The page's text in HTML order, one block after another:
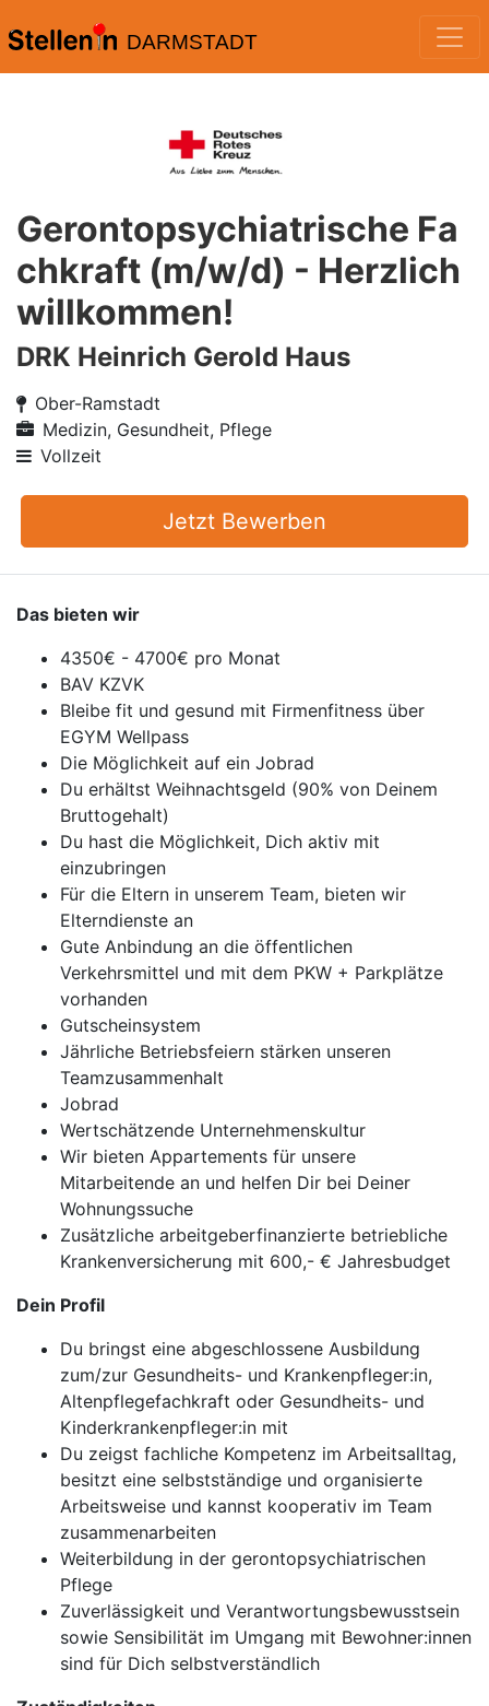
DARMSTADT
Gerontopsychiatrische Fa
chkraft (m/w/d) - Herzlich
willkommen!
DRK Heinrich Gerold Haus
Ober-Ramstadt
Medizin, Gesundheit, Pflege
Vollzeit
Jetzt Bewerben
Das bieten wir
4350€ - 4700€ pro Monat
BAV KZVK
Bleibe fit und gesund mit Firmenfitness über
EGYM Wellpass
Die Möglichkeit auf ein Jobrad
Du erhältst Weihnachtsgeld (90% von Deinem
Bruttogehalt)
Du hast die Möglichkeit, Dich aktiv mit
einzubringen
Für die Eltern in unserem Team, bieten wir
Elterndienste an
Gute Anbindung an die öffentlichen
Verkehrsmittel und mit dem PKW + Parkplätze
vorhanden
Gutscheinsystem
Jährliche Betriebsfeiern stärken unseren
Teamzusammenhalt
Jobrad
Wertschätzende Unternehmenskultur
Wir bieten Appartements für unsere
Mitarbeitende an und helfen Dir bei Deiner
Wohnungssuche
Zusätzliche arbeitgeberfinanzierte betriebliche
Krankenversicherung mit 600,- € Jahresbudget
Dein Profil
Du bringst eine abgeschlossene Ausbildung
zum/zur Gesundheits- und Krankenpfleger:in,
Altenpflegefachkraft oder Gesundheits- und
Kinderkrankenpfleger:in mit
Du zeigst fachliche Kompetenz im Arbeitsalltag,
besitzt eine selbstständige und organisierte
Arbeitsweise und kannst kooperativ im Team
zusammenarbeiten
Weiterbildung in der gerontopsychiatrischen
Pflege
Zuverlässigkeit und Verantwortungsbewusstsein
sowie Sensibilität im Umgang mit Bewohner:innen
sind für Dich selbstverständlich